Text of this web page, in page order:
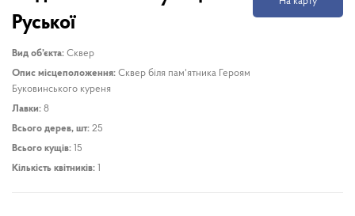
Руської
Вид об’єкта: Сквер
Опис місцеположення: Сквер біля пам'ятника Героям
Буковинського куреня
Лавки: 8
Всього дерев, шт: 25
Всього кущів: 15
Кількість квітників: 1